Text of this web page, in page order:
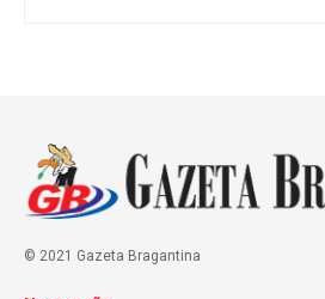
© 2021 Gazeta Bragantina